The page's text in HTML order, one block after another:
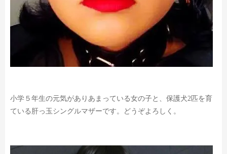
小学５年生の元気がありあまっている女の子と、 保護犬2匹を育
ている肝っ玉シングルマザーです。
どうぞよろしく。